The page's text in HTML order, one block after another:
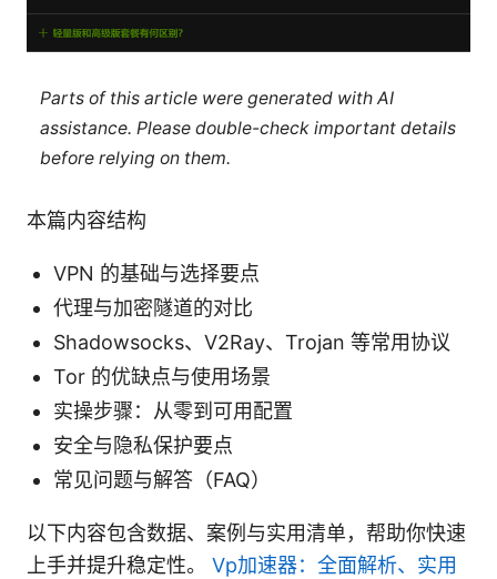
Parts of this article were generated with AI
assistance. Please double-check important details
before relying on them.
本篇内容结构
VPN 的基础与选择要点
代理与加密隧道的对比
Shadowsocks、V2Ray、Trojan 等常用协议
Tor 的优缺点与使用场景
实操步骤：从零到可用配置
安全与隐私保护要点
常见问题与解答（FAQ）
以下内容包含数据、案例与实用清单，帮助你快速
上手并提升稳定性。 Vp加速器：全面解析、实用